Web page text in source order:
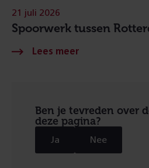
Spoorwerk tussen
21 juli 2026
Ben je tevreden over
deze pagina?
Ja Nee